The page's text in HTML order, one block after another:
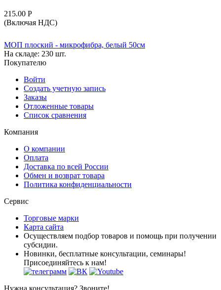
215.00 Р
(Включая НДС)
МОП плоский - микрофибра, белый 50см
На складе: 230 шт.
Покупателю
Войти
Создать учетную запись
Заказы
Отложенные товары
Список сравнения
Компания
О компании
Оплата
Доставка по всей России
Обмен и возврат товара
Политика конфиденциальности
Сервис
Торговые марки
Карта сайта
Осуществляем подбор товаров и помощь при получении
субсидии.
Новинки, бесплатные консультации, семинары!
Присоединяйтесь к нам!
Нужна консультация? Звоните!